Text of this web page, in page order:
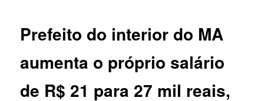
Prefeito do interior do MA
aumenta o próprio salário
de R$ 21 para 27 mil reais,